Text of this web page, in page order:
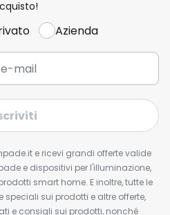
Azienda
e ricevi grandi offerte valide
e dispositivi per l'illuminazione,
smart home. E inoltre, tutte le
speciali sui prodotti e altre offerte,
e consigli sui prodotti, nonché